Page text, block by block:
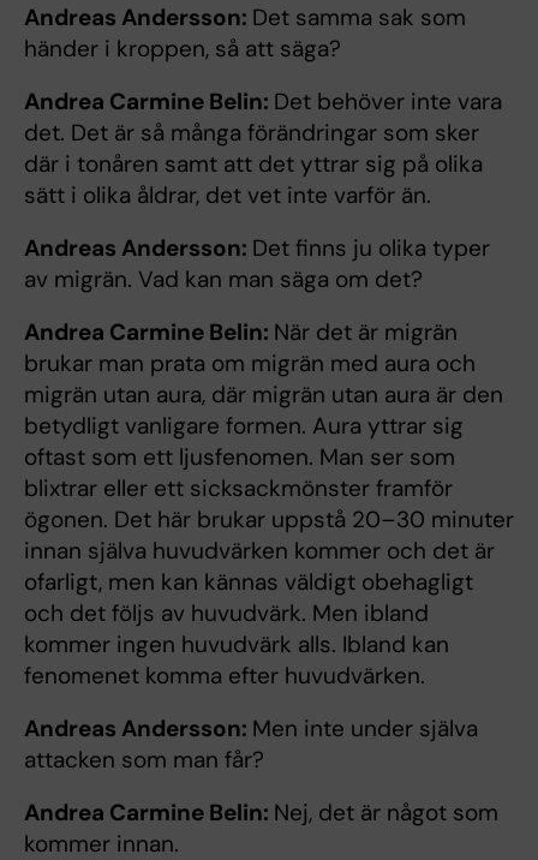
Andreas Andersson: Det samma sak som
händer i kroppen, så att säga?
Andrea Carmine Belin: Det behöver inte vara
det. Det är så många förändringar som sker
där i tonåren samt att det yttrar sig på olika
sätt i olika åldrar, det vet inte varför än.
Andreas Andersson: Det finns ju olika typer
av migrän. Vad kan man säga om det?
Andrea Carmine Belin: När det är migrän
brukar man prata om migrän med aura och
migrän utan aura, där migrän utan aura är den
betydligt vanligare formen. Aura yttrar sig
oftast som ett ljusfenomen. Man ser som
blixtrar eller ett sicksackmönster framför
ögonen. Det här brukar uppstå 20–30 minuter
innan själva huvudvärken kommer och det är
ofarligt, men kan kännas väldigt obehagligt
och det följs av huvudvärk. Men ibland
kommer ingen huvudvärk alls. Ibland kan
fenomenet komma efter huvudvärken.
Andreas Andersson: Men inte under själva
attacken som man får?
Andrea Carmine Belin: Nej, det är något som
kommer innan.